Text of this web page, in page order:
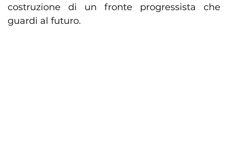
costruzione di un fronte progressista che
guardi al futuro.